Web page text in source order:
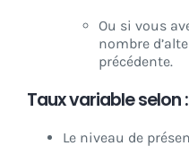
Ou si vous
nombre
précédente.
Taux variable selon :
Le niveau de